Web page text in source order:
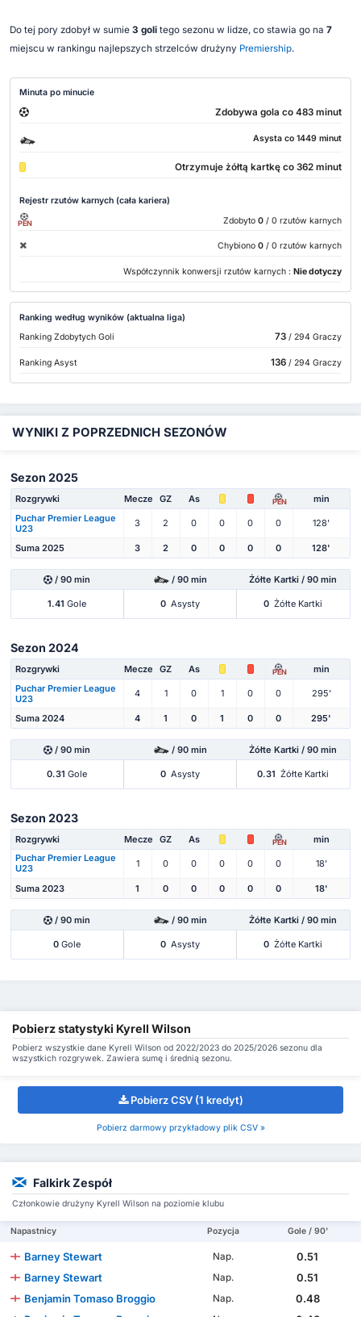
Do tej pory zdobył w sumie 3 golitego sezonu w lidze, co stawia go na 7
miejscu w rankingu najlepszych strzelców drużyny Premiership.
Minuta po minucie
Zdobywa gola co 483 minut
Asysta co 1449 minut
Otrzymuje żółtą kartkę co 362 minut
Rejestr rzutów karnych (cała kariera)
PEN Zdobyto 0 / 0 rzutów karnych
Chybiono 0 / 0 rzutów karnych
Współczynnik konwersji rzutów karnych : Nie dotyczy
Ranking według wyników (aktualna liga)
Ranking Zdobytych Goli
73/ 294 Graczy
Ranking Asyst 136/ 294 Graczy
WYNIKI Z POPRZEDNICH SEZONÓW
Sezon 2025
Rozgrywki Mecze GZ As PEN
min
Puchar Premier League
U23
3 2 0 0 0 0 128'
Suma 2025 3 2 0 0 0 0 128'
/ 90 min / 90 min Żółte Kartki / 90 min
1.41 Gole 0 Asysty 0 Żółte Kartki
Sezon 2024
Rozgrywki Mecze GZ As PEN
min
Puchar Premier League
U23
4 1 0 1 0 0 295'
Suma 2024 4 1 0 1 0 0 295'
/ 90 min / 90 min Żółte Kartki / 90 min
0.31 Gole 0 Asysty 0.31 Żółte Kartki
Sezon 2023
Rozgrywki Mecze GZ As PEN
min
Puchar Premier League
U23
1 0 0 0 0 0 18'
Suma 2023 1 0 0 0 0 0 18'
/ 90 min / 90 min Żółte Kartki / 90 min
0 Gole 0 Asysty 0 Żółte Kartki
Pobierz statystyki Kyrell Wilson
Pobierz wszystkie dane Kyrell Wilson od 2022/2023 do 2025/2026 sezonu dla
wszystkich rozgrywek. Zawiera sumę i średnią sezonu.
Pobierz CSV (1 kredyt)
Pobierz darmowy przykładowy plik CSV »
Falkirk Zespół
Członkowie drużyny Kyrell Wilson na poziomie klubu
Napastnicy Pozycja Gole / 90'
Barney Stewart Nap.
0.51
Barney Stewart
Nap.
0.51
Benjamin Tomaso Broggio
Nap.
0.48